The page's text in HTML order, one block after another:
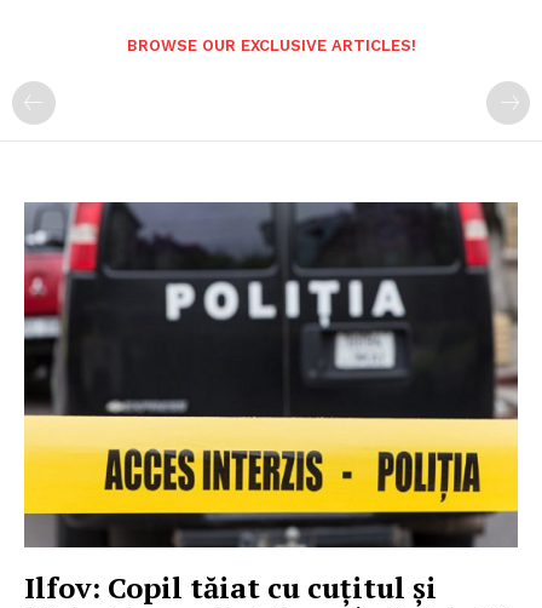
BROWSE OUR EXCLUSIVE ARTICLES!
Ilfov: Copil tăiat cu cuţitul şi